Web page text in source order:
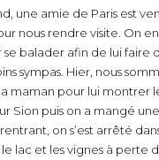
une amie de Paris est
nous rendre visite. On
balader afin de lui faire
sympas. Hier, nous
maman pour lui montrer
Sion puis on a mangé
on s’est arrêté
lac et les vignes à perte